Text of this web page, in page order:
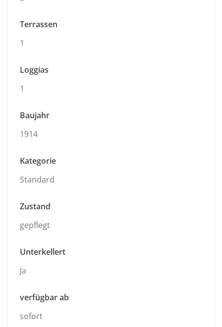
Terrassen
1
Loggias
1
Baujahr
1914
Kategorie
Standard
Zustand
gepflegt
Unterkellert
Ja
verfügbar ab
sofort